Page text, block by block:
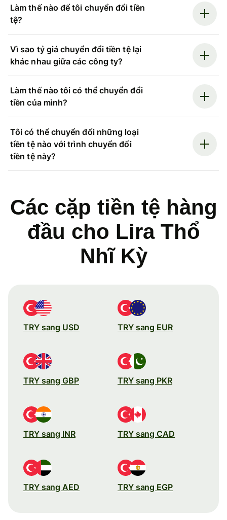
Làm thế nào để tôi chuyển đổi tiền
tệ?
Vì sao tỷ giá chuyển đổi tiền tệ lại
khác nhau giữa các công ty?
Làm thế nào tôi có thể chuyển đổi
tiền của mình?
Tôi có thể chuyển đổi những loại
tiền tệ nào với trình chuyển đổi
tiền tệ này?
Các cặp tiền tệ hàng
đầu cho Lira Thổ
Nhĩ Kỳ
TRY sang USD TRY sang EUR
TRY sang GBP TRY sang PKR
TRY sang INR TRY sang CAD
TRY sang AED TRY sang EGP